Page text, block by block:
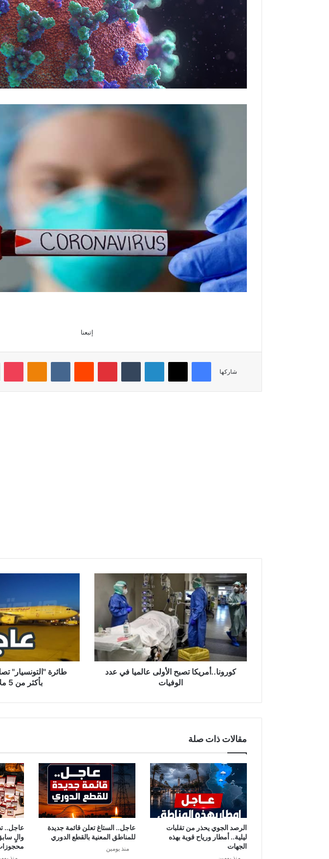
إتبعنا
شاركها
فيسبوك لينكدإن بينتيريست
و
ر
و
ن
ا
.
أ
ك
ب
ح
ا
ل
أ
و
ل
ع
ا
ل
كورونا..أمريكا تصبح الأولى عالميا في عدد
الوفيات
ر
ة
'
ل
س
'
ت
ص
ل
إ
ل
ى
ت
و
طائرة ''التونسيار''
بأكثر من 5 ملايين كمامة
مقالات ذات صلة
الرصد الجوي يحذر من تقلبات
ليلية.. أمطار ورياح قوية بهذه
الجهات
عاجل.. الستاغ تعلن قائمة جديدة
للمناطق المعنية بالقطع الدوري
منذ يومين
عاجل..
والٍ